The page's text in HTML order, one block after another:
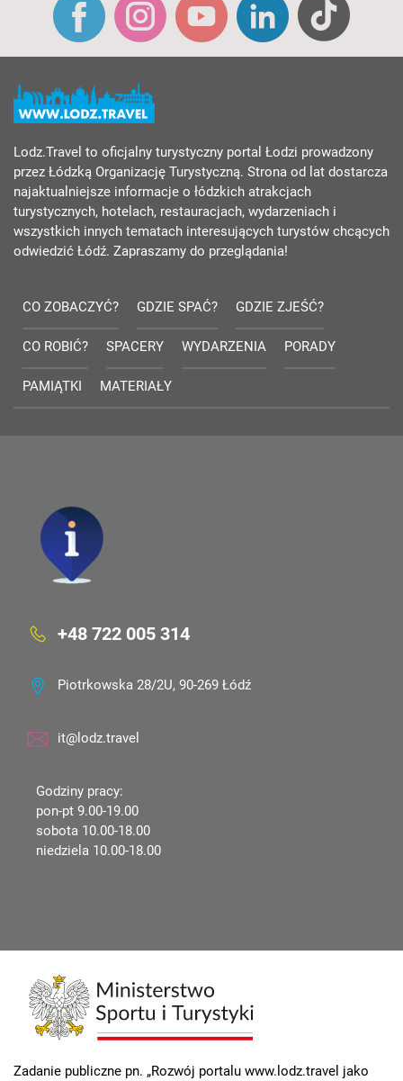
Lodz.Travel to oficjalny turystyczny portal Łodzi prowadzony
przez Łódzką Organizację Turystyczną. Strona od lat dostarcza
najaktualniejsze informacje o łódzkich atrakcjach
turystycznych, hotelach, restauracjach, wydarzeniach i
wszystkich innych tematach interesujących turystów chcących
odwiedzić Łódź. Zapraszamy do przeglądania!
CO ZOBACZYĆ? GDZIE SPAĆ? GDZIE ZJEŚĆ?
CO ROBIĆ? SPACERY WYDARZENIA PORADY
PAMIĄTKI MATERIAŁY
+48 722 005 314
Piotrkowska 28/2U, 90-269 Łódź
it@lodz.travel
Godziny pracy:
pon-pt 9.00-19.00
sobota 10.00-18.00
niedziela 10.00-18.00
Zadanie publiczne pn. „Rozwój portalu www.lodz.travel jako